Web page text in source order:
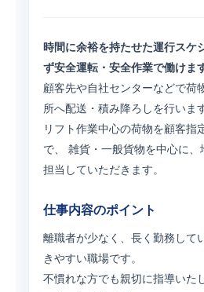
時間に余裕を持たせた運行スケ
ず安全運転・安全作業で働けま
顧客先や自社センターなどで荷
所へ配送・積み降ろしを行いま
リフト作業中心の荷物を顧客指
で、 雑貨・一般貨物を中心に
担当していただきます。
仕事内容のポイント
離職者が少なく、長く勤務して
きやすい職場です。
不慣れな方でも親切に指導いた